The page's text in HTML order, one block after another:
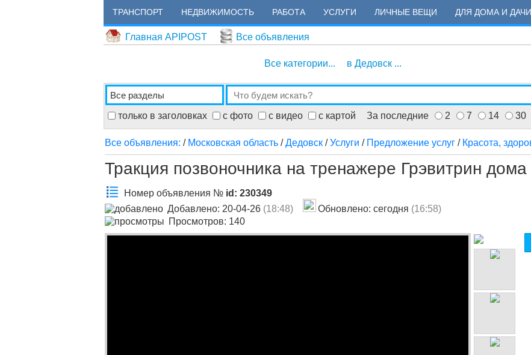
ТРАНСПОРТ НЕДВИЖИМОСТЬ РАБОТА УСЛУГИ ЛИЧНЫЕ ВЕЩИ ДЛЯ ДОМА И ДАЧИ
Главная APIPOST Все объявления
Все категории... в Дедовск ...
только в заголовках с фото с видео с картой За последние 2 7 14 30
Все объявления: / Московская область /Дедовск /Услуги / Предложение услуг / Красота,
Тракция позвоночника на тренажере Грэвитрин дома
Номер объявления № id: 230349
Добавлено: 20-04-26 (18:48) Обновлено: сегодня (16:58)
Просмотров: 140